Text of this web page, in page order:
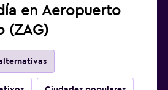
en Aeropuerto
(ZAG)